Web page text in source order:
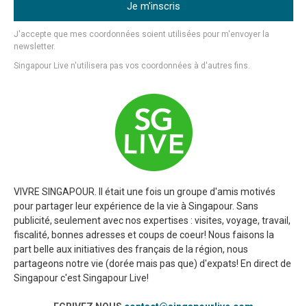
Je m'inscris
J'accepte que mes coordonnées soient utilisées pour m'envoyer la
newsletter.
Singapour Live n'utilisera pas vos coordonnées à d'autres fins.
VIVRE SINGAPOUR. Il était une fois un groupe d'amis motivés
pour partager leur expérience de la vie à Singapour. Sans
publicité, seulement avec nos expertises : visites, voyage, travail,
fiscalité, bonnes adresses et coups de coeur! Nous faisons la
part belle aux initiatives des français de la région, nous
partageons notre vie (dorée mais pas que) d'expats! En direct de
Singapour c'est Singapour Live!